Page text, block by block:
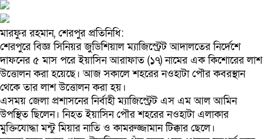
মারফুর রহমান, শেরপুর প্রতিনিধি:
শেরপুরে বিজ্ঞ সিনিয়র জুডিশিয়াল ম্যাজিস্ট্রেট আদালতের নির্দেশে
দাফনের ৫ মাস পরে ইয়াসিন আরাফাত (১৭) নামের এক কিশোরের লাশ
উত্তোলন করা হয়েছে। আজ সকালে শহরের নওহাটা পৌর কবরস্থান
থেকে তার লাশ উত্তোলন করা হয়।
এসময় জেলা প্রশাসনের নির্বাহী ম্যাজিস্ট্রেট এস এম আল আমিন
উপস্থিত ছিলেন। নিহত ইয়াসিন পৌর শহরের নওহাটা এলাকার
মুক্তিযোদ্ধা মন্টু মিয়ার নাতি ও কামরুজ্জামান টিক্কার ছেলে।